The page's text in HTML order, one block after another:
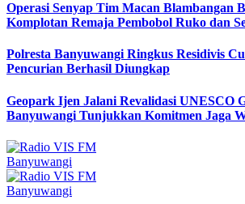
Operasi Senyap Tim Macan Blambangan
Komplotan Remaja Pembobol Ruko dan
Polresta Banyuwangi Ringkus Residivis
Pencurian Berhasil Diungkap
Geopark Ijen Jalani Revalidasi UNESCO
Banyuwangi Tunjukkan Komitmen Jaga